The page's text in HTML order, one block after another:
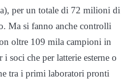
per un totale di 72 milioni di
Ma si fanno anche controlli
oltre 109 mila campioni in
i soci che per latterie esterne o
tra i primi laboratori pronti